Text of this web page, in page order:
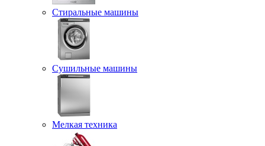
Стиральные машины
Сушильные машины
Мелкая техника